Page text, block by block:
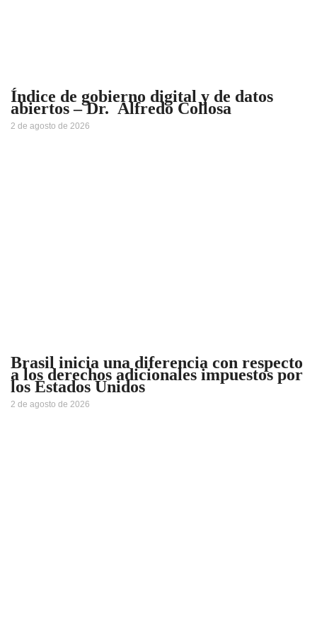
Índice de gobierno digital y de datos
abiertos – Dr. Alfredo Collosa
2 de agosto de 2026
Brasil inicia una diferencia con respecto
a los derechos adicionales impuestos por
los Estados Unidos
2 de agosto de 2026